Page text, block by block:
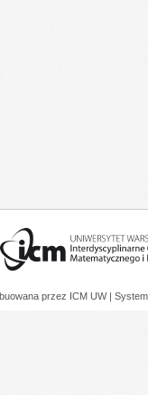
przez ICM UW |